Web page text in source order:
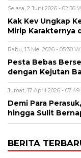
Selasa, 2 Juni 2026 - 02:36
Kak Kev Ungkap
Mirip Karakternya
Rabu, 13 Mei 2026 - 05:38
Pesta Bebas
dengan Kejutan
Jumat, 17 April 2026 -
Demi Para
hingga Sulit
BERITA